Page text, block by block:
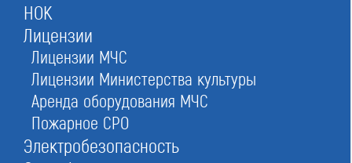
НОК
Лицензии
Лицензии МЧС
Лицензии Министерства культуры
Аренда оборудования МЧС
Пожарное СРО
Электробезопасность
Оставьте заявку прямо сейчас
Заказать консультацию
При отправке данной формы вы соглашаетесь с
персональных данных.